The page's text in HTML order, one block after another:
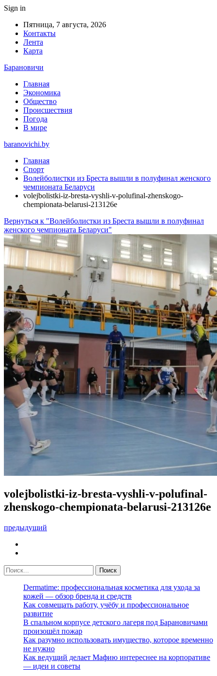
Sign in
Пятница, 7 августа, 2026
Контакты
Лента
Карта
Барановичи
Главная
Экономика
Общество
Происшествия
Погода
В мире
baranovichi.by
Главная
Спорт
Волейболистки из Бреста вышли в полуфинал женского
чемпионата Беларуси
volejbolistki-iz-bresta-vyshli-v-polufinal-zhenskogo-
chempionata-belarusi-213126e
Вернуться к "Волейболистки из Бреста вышли в полуфинал
женского чемпионата Беларуси"
volejbolistki-iz-bresta-vyshli-v-polufinal-
zhenskogo-chempionata-belarusi-213126e
предыдущий
Dermatime: профессиональная косметика для ухода за
кожей — обзор бренда и средств
Как совмещать работу, учёбу и профессиональное
развитие
В спальном корпусе детского лагеря под Барановичами
произошёл пожар
Как разумно использовать имущество, которое временно
не нужно
Как ведущий делает Мафию интереснее на корпоративе
— идеи и советы